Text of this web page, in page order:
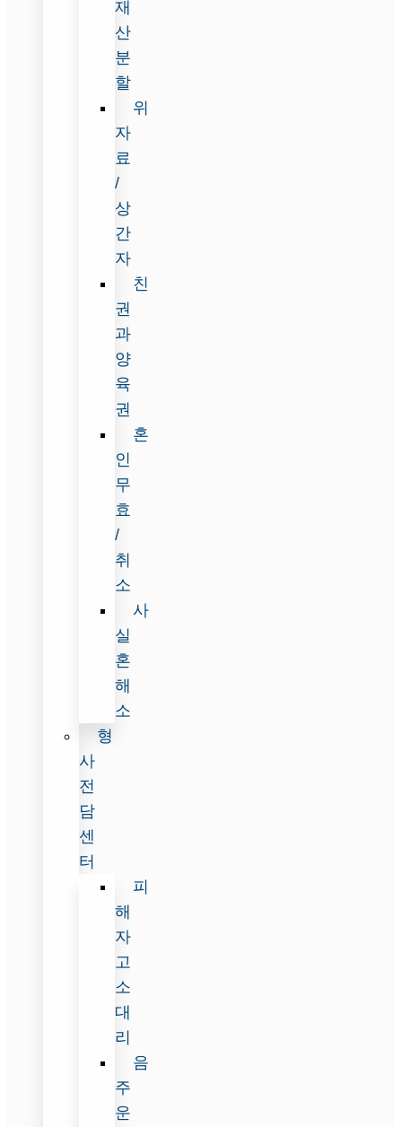
재
산
분
할
위
자
료
/
상
간
자
친
권
과
양
육
권
혼
인
무
효
/
취
소
사
실
혼
해
소
형
사
전
담
센
터
피
해
자
고
소
대
리
음
주
운